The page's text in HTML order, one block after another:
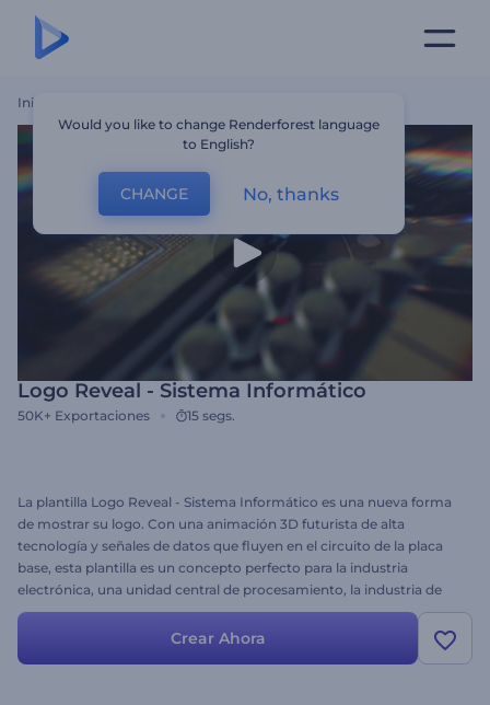
Inicio
Logo Reveal - Sistema Informático
50K+ Exportaciones 15 segs.
La plantilla Logo Reveal - Sistema Informático es una nueva forma
de mostrar su logo. Con una animación 3D futurista de alta
tecnología y señales de datos que fluyen en el circuito de la placa
base, esta plantilla es un concepto perfecto para la industria
electrónica, una unidad central de procesamiento, la industria de
Internet, datos informáticos, información digital, componentes de
hardware informático y más. Simplemente suba su logo, cambie el
texto, añada su música y haga clic en renderizar. Deje que la
Crear Ahora
Would you like to change Renderforest language
to English?
CHANGE No, thanks